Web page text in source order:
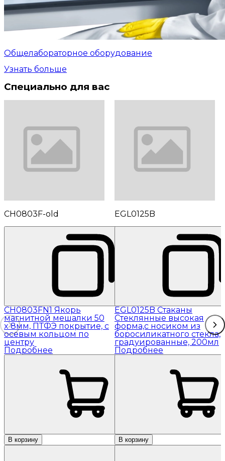
Общелабораторное оборудование
Узнать больше
Специально для вас
CH0803F-old
CH0803FN1 Якорь
магнитной мешалки 50
x 8мм, ПТФЭ покрытие, с
осевым кольцом по
центру
Подробнее
В корзину
EGL0125B
EGL0125B Стаканы
Стеклянные высокая
форма,с носиком из
боросиликатного стекла,
градуированные, 200мл
Подробнее
В корзину